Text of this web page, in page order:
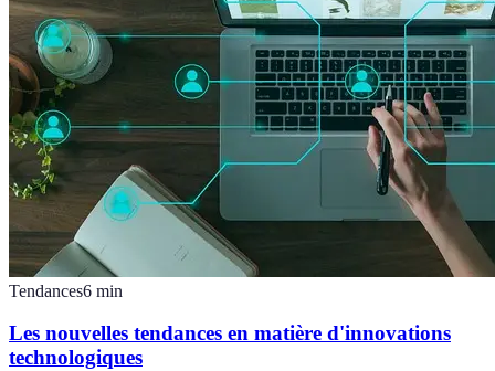
Tendances6 min
Les nouvelles tendances en matière d'innovations
technologiques